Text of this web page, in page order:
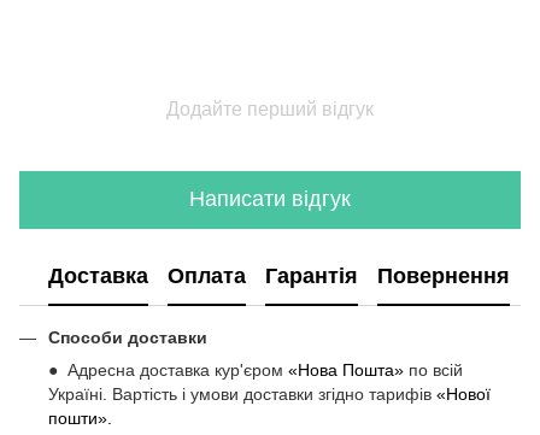
Додайте перший відгук
Написати відгук
Доставка Оплата Гарантія Повернення
Способи доставки
● Адресна доставка кур'єром «Нова Пошта» по всій
Україні. Вартість і умови доставки згідно тарифів «Нової
пошти».